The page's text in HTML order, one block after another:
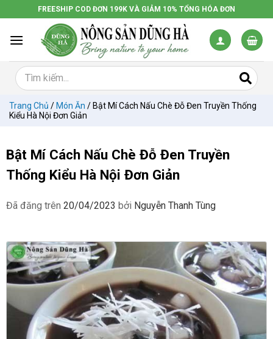
đến
dung
FREESHIP COD ĐƠN 199K VÀ GIẢM 10% TỔNG HÓA ĐƠN
Trang Chủ / Món Ăn / Bật Mí Cách Nấu Chè Đỗ Đen Truyền Thống
Kiểu Hà Nội Đơn Giản
Bật Mí Cách Nấu Chè Đỗ Đen Truyền
Thống Kiểu Hà Nội Đơn Giản
Đã đăng trên 20/04/2023 bởi Nguyễn Thanh Tùng